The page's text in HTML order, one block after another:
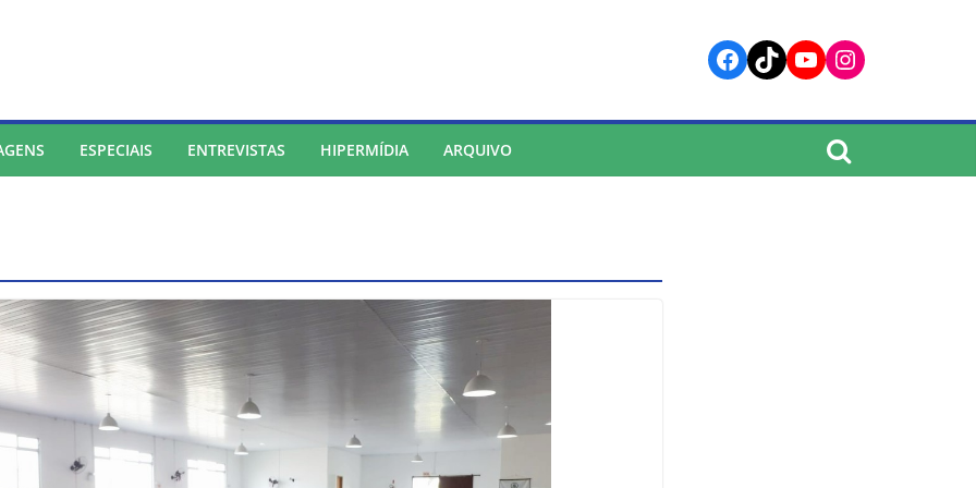
Facebook
TikTokYouTube
Instagram
ESPECIAIS ENTREVISTAS HIPERMÍDIA ARQUIVO